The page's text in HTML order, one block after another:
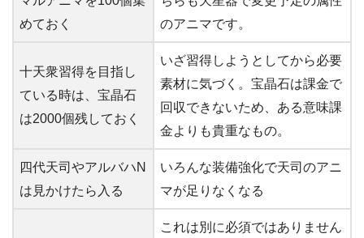
めておく
のアニマです。
十天衆習得を目指し
ている時は、宝晶石
は2000個残しておく
いざ習得しようとしてから必要
素材に気づく。宝晶石は課金で
回収できないため、ある意味課
金よりも貴重なもの。
四代天司やアルバハN
は見かけたら入る
いろんな装備強化で天司のアニ
マが足りなくなる
これは別に必須ではありません